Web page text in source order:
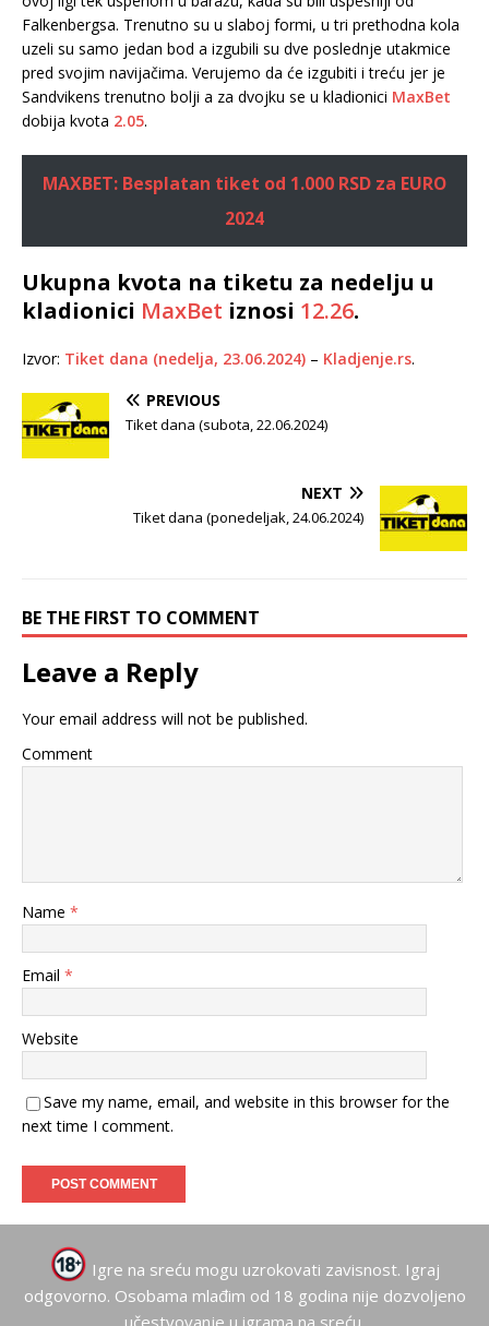
Falkenbergsa. Trenutno su u slaboj formi, u tri prethodna kola
uzeli su samo jedan bod a izgubili su dve poslednje utakmice
pred svojim navijačima. Verujemo da će izgubiti i treću jer je
Sandvikens trenutno bolji a za dvojku se u kladionici MaxBet
dobija kvota 2.05.
MAXBET: Besplatan tiket od 1.000 RSD za EURO
2024
Ukupna kvota na tiketu za nedelju u
kladionici MaxBet iznosi 12.26.
Izvor: Tiket dana (nedelja, 23.06.2024) – Kladjenje.rs.
PREVIOUS
Tiket dana (subota, 22.06.2024)
NEXT
Tiket dana (ponedeljak, 24.06.2024)
BE THE FIRST TO COMMENT
Leave a Reply
Your email address will not be published.
Comment
Name *
Email *
Website
Save my name, email, and website in this browser for the
next time I comment.
Igre na sreću mogu uzrokovati zavisnost. Igraj
odgovorno. Osobama mlađim od 18 godina nije dozvoljeno